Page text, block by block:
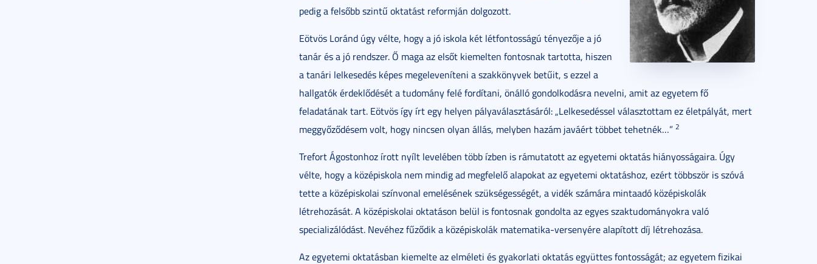
pedig a felsőbb szintű oktatást reformján dolgozott.
Eötvös Loránd úgy vélte, hogy a jó iskola két létfontosságú tényezője a jó
tanár és a jó rendszer. Ő maga az elsőt kiemelten fontosnak tartotta, hiszen
a tanári lelkesedés képes megeleveníteni a szakkönyvek betűit, s ezzel a
hallgatók érdeklődését a tudomány felé fordítani, önálló gondolkodásra nevelni, amit az egyetem fő
feladatának tart. Eötvös így írt egy helyen pályaválasztásáról: „Lelkesedéssel választottam ez életpályát, mert
meggyőződésem volt, hogy nincsen olyan állás, melyben hazám javáért többet tehetnék…” 2
Trefort Ágostonhoz írott nyílt levelében több ízben is rámutatott az egyetemi oktatás hiányosságaira. Úgy
vélte, hogy a középiskola nem mindig ad megfelelő alapokat az egyetemi oktatáshoz, ezért többször is szóvá
tette a középiskolai színvonal emelésének szükségességét, a vidék számára mintaadó középiskolák
létrehozását. A középiskolai oktatáson belül is fontosnak gondolta az egyes szaktudományokra való
specializálódást. Nevéhez fűződik a középiskolák matematika-versenyére alapított díj létrehozása.
Az egyetemi oktatásban kiemelte az elméleti és gyakorlati oktatás együttes fontosságát; az egyetem fizikai